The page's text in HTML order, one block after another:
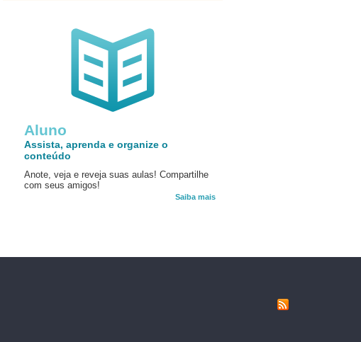
Aluno
Assista, aprenda e organize o
conteúdo
Anote, veja e reveja suas aulas! Compartilhe
com seus amigos!
Saiba mais